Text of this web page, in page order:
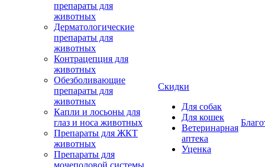
препараты для
животных
Дерматологические
препараты для
животных
Контрацепция для
животных
Обезболивающие
препараты для
животных
Капли и лосьоны для
глаз и носа животных
Препараты для ЖКТ
животных
Препараты для
мочеполовой системы
Скидки
Для собак
Для кошек
Ветеринарная
аптека
Уценка